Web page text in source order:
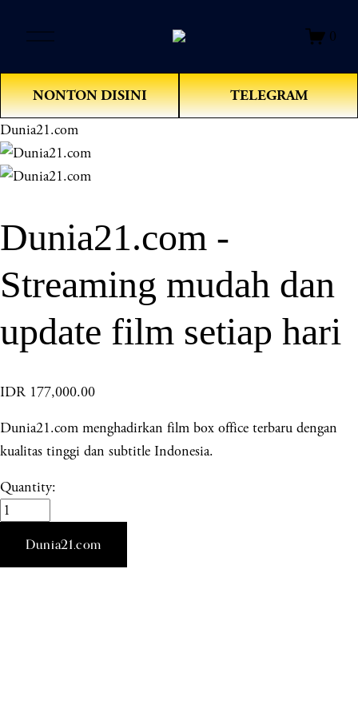
e
n
M
e
u
0
NONTON DISINI TELEGRAM
Dunia21.com
Dunia21.com -
Streaming mudah dan
update film setiap hari
IDR 177,000.00
Dunia21.com menghadirkan film box office terbaru dengan
kualitas tinggi dan subtitle Indonesia.
Quantity:
Dunia21.com